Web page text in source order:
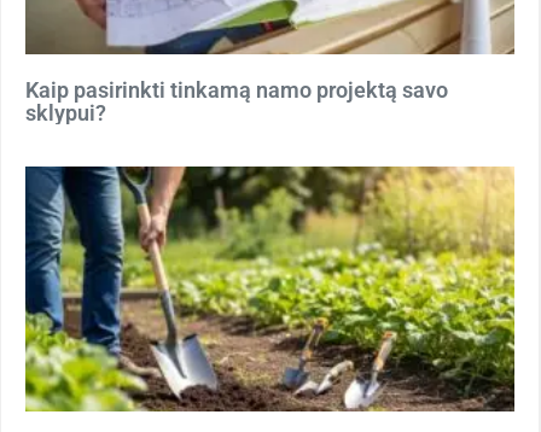
Kaip pasirinkti tinkamą namo projektą savo
sklypui?